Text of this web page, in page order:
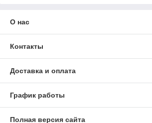
О нас
Контакты
Доставка и оплата
График работы
Полная версия сайта